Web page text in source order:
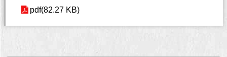
清
pdf(82.27 KB)